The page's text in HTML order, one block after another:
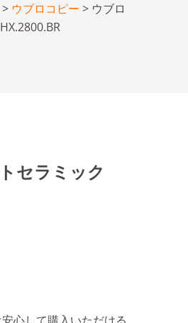
> ウブロコピー > ウブロ
セラミック